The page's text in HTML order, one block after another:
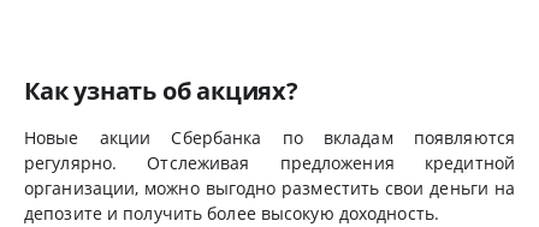
Как узнать об акциях?
Новые акции Сбербанка по вкладам появляются
регулярно. Отслеживая предложения кредитной
организации, можно выгодно разместить свои деньги на
депозите и получить более высокую доходность.